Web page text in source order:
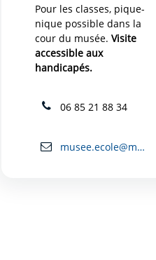
Pour les classes, pique-
nique possible dans la
cour du musée.Visite
accessible aux
handicapés.
06 85 21 88 34
musee.ecole@mairie-carcassonne.fr